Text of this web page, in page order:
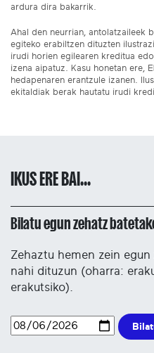
ardura dira bakarrik.
Ahal den neurrian, antolatzaileek
egiteko erabiltzen dituzten
irudi horien egilearen kreditua
izena aipatuz. Kasu honetan ere,
hedapenaren erantzule izanen.
ekitaldiak berak hautatu irudi
IKUS ERE BAI...
Bilatu egun zehatz
Zehaztu hemen zein
nahi dituzun (oharra:
erakutsiko).